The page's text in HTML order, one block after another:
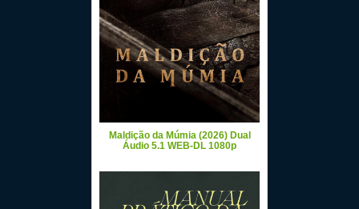
Maldição da Múmia (2026) Dual
Áudio 5.1 WEB-DL 1080p